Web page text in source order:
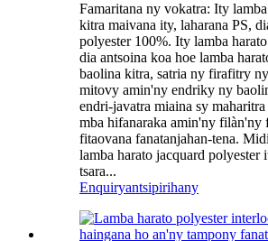
Famaritana ny vokatra: Ity
kitra maivana ity, laharana PS,
polyester 100%. Ity lamba
dia antsoina koa hoe lamba
baolina kitra, satria ny firafitry
mitovy amin'ny endriky ny
endri-javatra miaina sy
mba hifanaraka amin'ny filàn'ny
fitaovana fanatanjahan-tena.
lamba harato jacquard polyester
tsara...
Enquiryantsipirihany